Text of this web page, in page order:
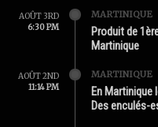
AOÛT 3RD
6:30 PM
MARTINIQUE
Produit de
Martinique
AOÛT 2ND
11:14 PM
MARTINIQUE
En Martinique
Des enculés-